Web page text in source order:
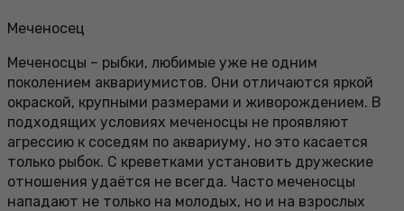
Меченосец
Меченосцы – рыбки, любимые уже не одним
поколением аквариумистов. Они отличаются яркой
окраской, крупными размерами и живорождением. В
подходящих условиях меченосцы не проявляют
агрессию к соседям по аквариуму, но это касается
только рыбок. С креветками установить дружеские
отношения удаётся не всегда. Часто меченосцы
нападают не только на молодых, но и на взрослых